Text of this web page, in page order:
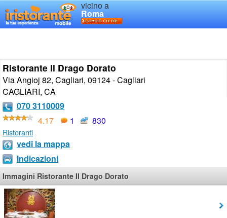
vicino a
Roma
Ristorante Il Drago Dorato
Via Angioj 82, Cagliari, 09124 - Cagliari
CAGLIARI, CA
070 3110009
4.17
1 830
Ristoranti
vedi la mappa
Indicazioni
Immagini Ristorante Il Drago Dorato